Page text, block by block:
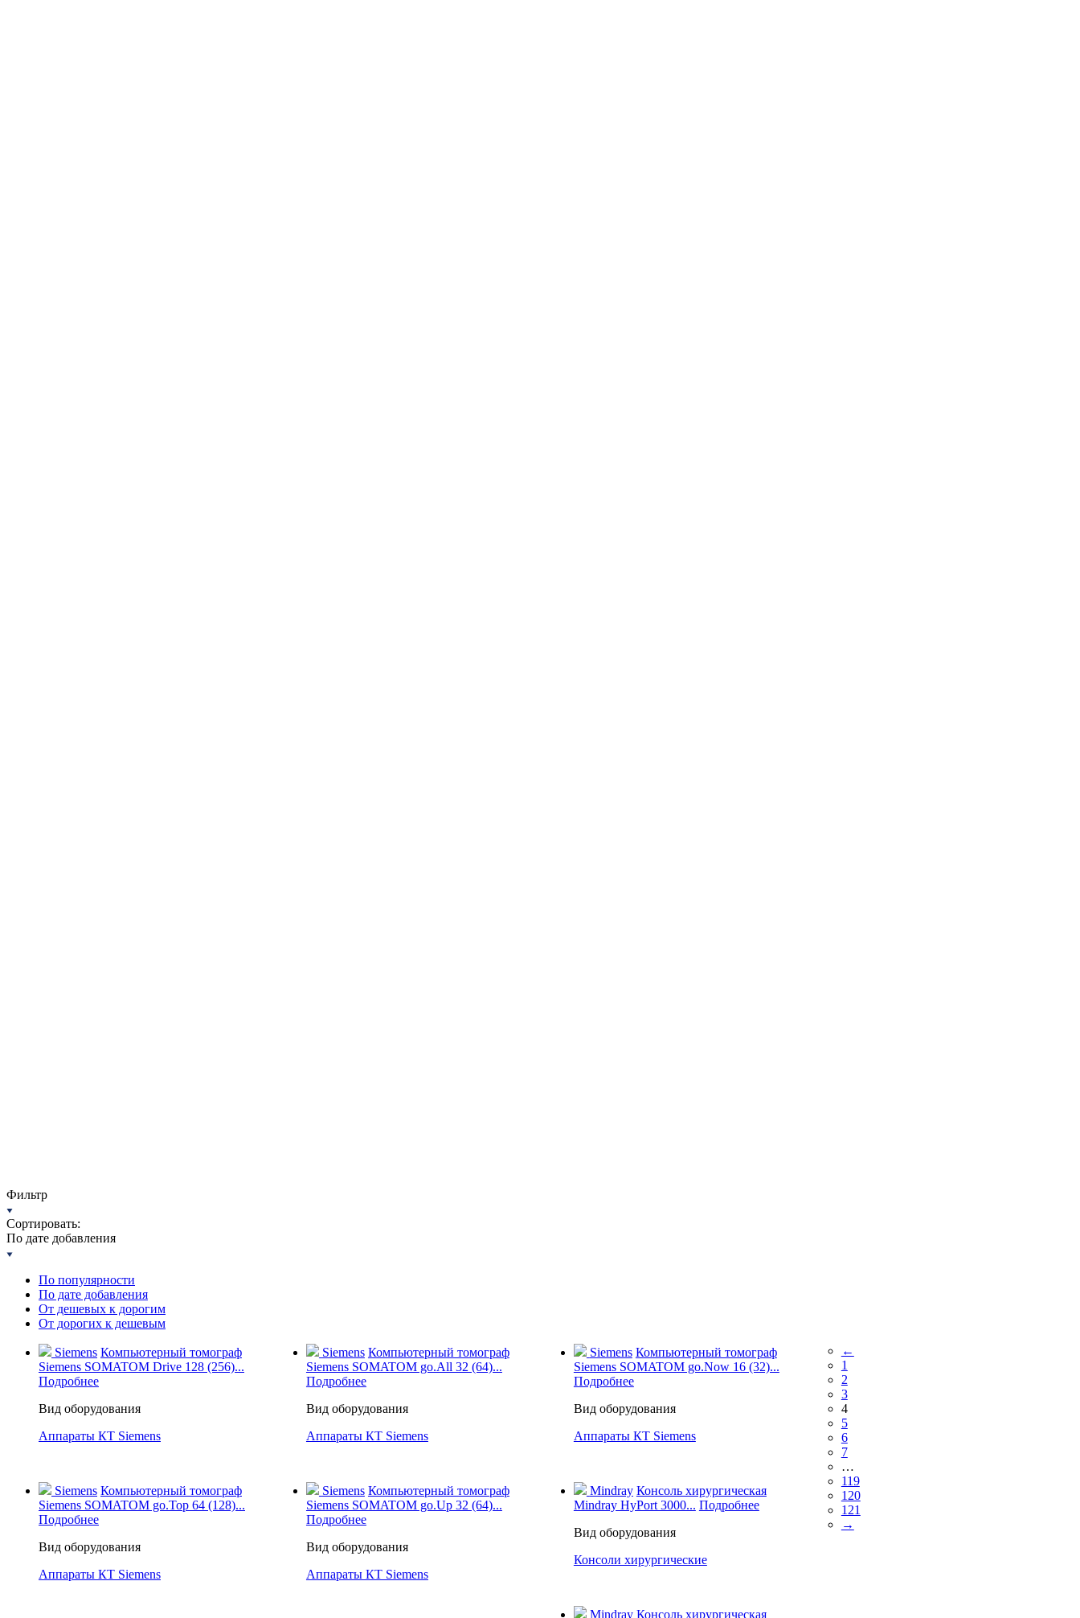
Фильтр
Сортировать:
По дате добавления
По популярности
По дате добавления
От дешевых к дорогим
От дорогих к дешевым
Siemens Компьютерный томограф
Siemens SOMATOM Drive 128 (256)...
Подробнее
Вид оборудования
Аппараты КТ Siemens
Siemens Компьютерный томограф
Siemens SOMATOM go.All 32 (64)...
Подробнее
Вид оборудования
Аппараты КТ Siemens
Siemens Компьютерный томограф
Siemens SOMATOM go.Now 16 (32)...
Подробнее
Вид оборудования
Аппараты КТ Siemens
Siemens Компьютерный томограф
Siemens SOMATOM go.Top 64 (128)...
Подробнее
Вид оборудования
Аппараты КТ Siemens
Siemens Компьютерный томограф
Siemens SOMATOM go.Up 32 (64)...
Подробнее
Вид оборудования
Аппараты КТ Siemens
Mindray Консоль хирургическая
Mindray HyPort 3000... Подробнее
Вид оборудования
Консоли хирургические
Mindray Консоль хирургическая
←
1
2
3
4
5
6
7
…
119
120
121
→